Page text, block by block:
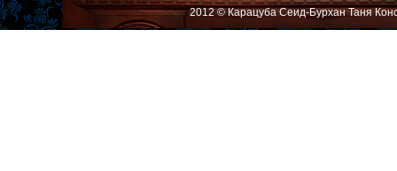
2012 © Карацуба Сеид-Бурхан Таня